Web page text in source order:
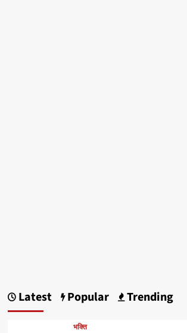
Latest Popular Trending
भक्ति